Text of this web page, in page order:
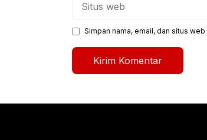
Simpan nama, email, dan situs